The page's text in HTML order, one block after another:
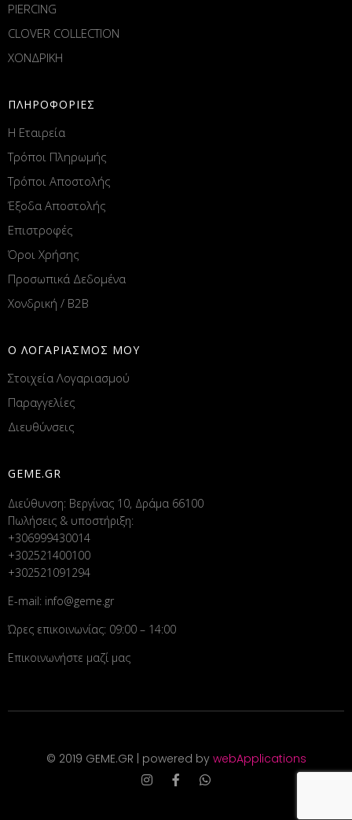
PIERCING
CLOVER COLLECTION
ΧΟΝΔΡΙΚΗ
ΠΛΗΡΟΦΟΡΙΕΣ
Η Εταιρεία
Τρόποι Πληρωμής
Τρόποι Αποστολής
Έξοδα Αποστολής
Επιστροφές
Όροι Χρήσης
Προσωπικά Δεδομένα
Χονδρική / B2B
Ο ΛΟΓΑΡΙΑΣΜΟΣ ΜΟΥ
Στοιχεία Λογαριασμού
Παραγγελίες
Διευθύνσεις
GEME.GR
Διεύθυνση: Βεργίνας 10, Δράμα 66100
Πωλήσεις & υποστήριξη:
+306999430014
+302521400100
+302521091294
E-mail: info@geme.gr
Ώρες επικοινωνίας: 09:00 – 14:00
Επικοινωνήστε μαζί μας
© 2019 GEME.GR | powered by webApplications